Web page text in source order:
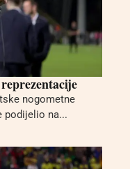
nogometne
podijelio na...